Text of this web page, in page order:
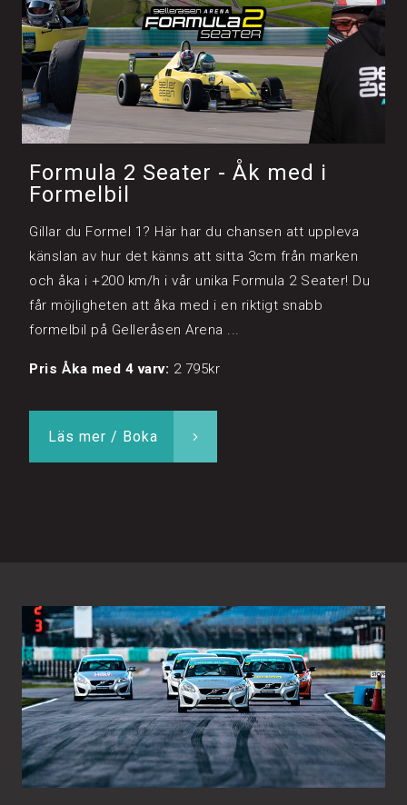
Formula 2 Seater - Åk med i
Formelbil
Gillar du Formel 1? Här har du chansen att uppleva
känslan av hur det känns att sitta 3cm från marken
och åka i +200 km/h i vår unika Formula 2 Seater! Du
får möjligheten att åka med i en riktigt snabb
formelbil på Gelleråsen Arena ...
Pris Åka med 4 varv: 2 795kr
Läs mer / Boka